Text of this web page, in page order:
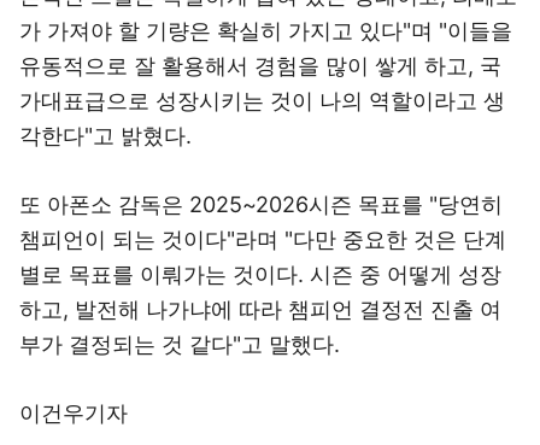
가 가져야 할 기량은 확실히 가지고 있다"며 "이들을
유동적으로 잘 활용해서 경험을 많이 쌓게 하고, 국
가대표급으로 성장시키는 것이 나의 역할이라고 생
각한다"고 밝혔다.
또 아폰소 감독은 2025~2026시즌 목표를 "당연히
챔피언이 되는 것이다"라며 "다만 중요한 것은 단계
별로 목표를 이뤄가는 것이다. 시즌 중 어떻게 성장
하고, 발전해 나가냐에 따라 챔피언 결정전 진출 여
부가 결정되는 것 같다"고 말했다.
이건우기자